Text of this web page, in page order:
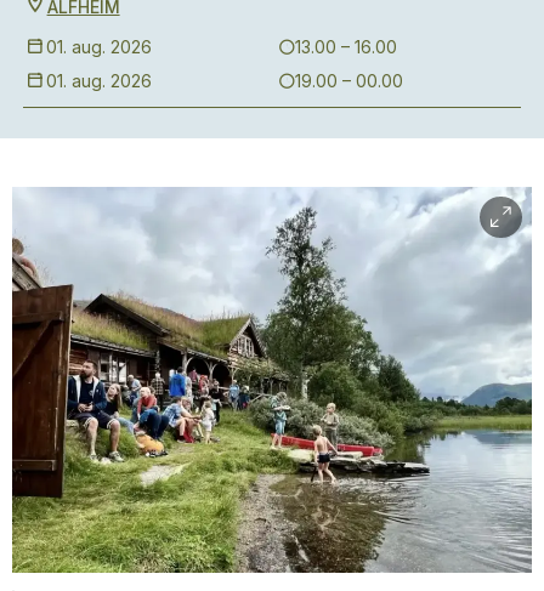
ALFHEIM
01. aug. 2026
13.00 – 16.00
01. aug. 2026
19.00 – 00.00